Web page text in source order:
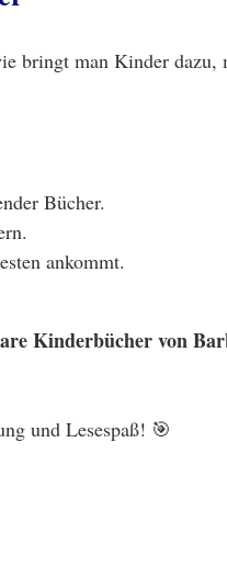
bringt man Kinder dazu,
Bücher.
ankommt.
Kinderbücher von
und Lesespaß! 🎯